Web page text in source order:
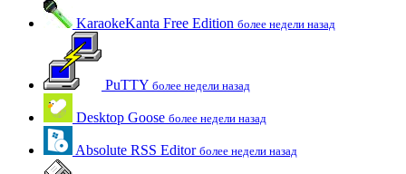
KaraokeKanta Free Edition более недели назад
PuTTY более недели назад
Desktop Goose более недели назад
Absolute RSS Editor более недели назад